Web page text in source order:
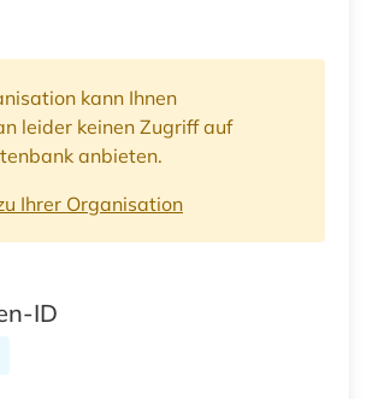
kann Ihnen
leider keinen Zugriff auf
anbieten.
Ihrer Organisation
ID